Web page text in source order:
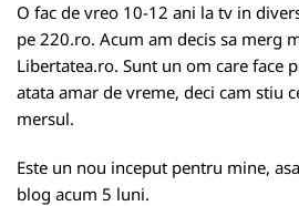
O fac de vreo 10-12 ani la tv in
pe 220.ro. Acum am decis sa merg
Libertatea.ro. Sunt un om care face
atata amar de vreme, deci cam stiu
mersul.
Este un nou inceput pentru mine,
blog acum 5 luni.